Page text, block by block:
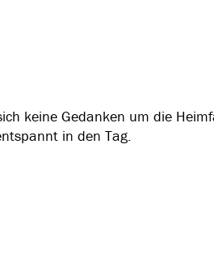
keine Gedanken um die
in den Tag.